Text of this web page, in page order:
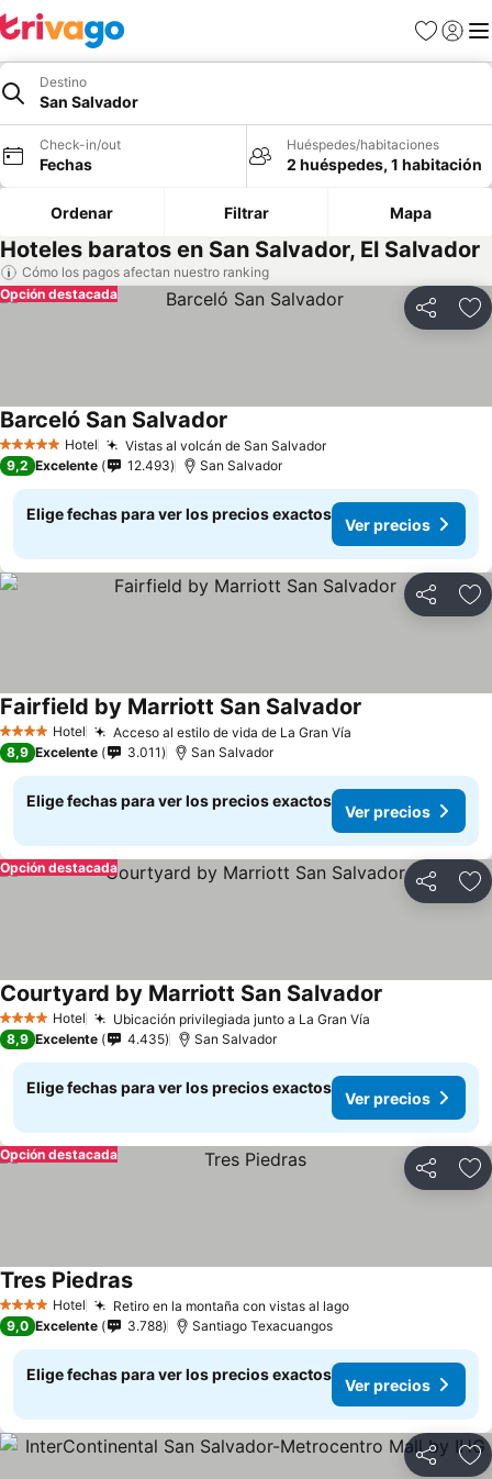
Favoritos
Iniciar
Destino
San Salvador
Check-in/out
Fechas
Huéspedes/habitaciones
2 huéspedes, 1 habitación
Ordenar Filtrar Mapa
Hoteles baratos en San Salvador, El Salvador
Cómo los pagos afectan nuestro ranking
Compartir
Opción destacada
5 Estrellas Hotel Vistas al volcán de San SalvadorVer precios
Barceló San Salvador
9,2 Excelente 12.493 San Salvador
Elige fechas para ver los precios exactos
Ver precios
Compartir
4 EstrellasHotel Acceso al estilo de vida de La Gran Vía
Fairfield by Marriott San Salvador
8,9 Excelente 3.011 San Salvador
Elige fechas para ver los precios exactos
Ver precios
Compartir
Opción destacada
4 EstrellasHotel Ubicación privilegiada junto a La Gran Vía
Courtyard by Marriott San Salvador
8,9 Excelente 4.435 San Salvador
Elige fechas para ver los precios exactos
Ver precios
Compartir
Opción destacada
4 EstrellasHotel Retiro en la montaña con vistas al lagoVer precios
Tres PiedrasVer precios
9,0 Excelente 3.788 Santiago Texacuangos
Elige fechas para ver los precios exactos
Ver precios
Compartir